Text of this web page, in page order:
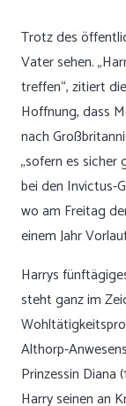
Trotz des
Vater sehen.
treffen“, zitiert
Hoffnung, dass
nach
„sofern es sicher
bei den Invictus-
wo am Freitag
einem Jahr
Harrys
steht ganz im
Althorp-
Prinzessin Diana
Harry seinen an